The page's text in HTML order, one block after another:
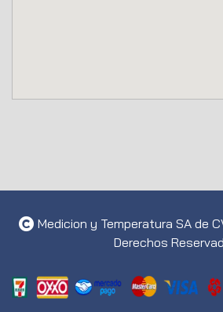
Medicion y Temperatura SA de
Derechos